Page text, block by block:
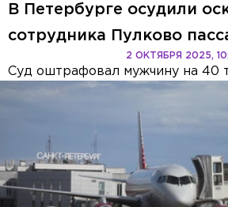
В Петербурге осудили
сотрудника Пулково
2 ОКТЯБРЯ 2025,
Суд оштрафовал мужчину на 40